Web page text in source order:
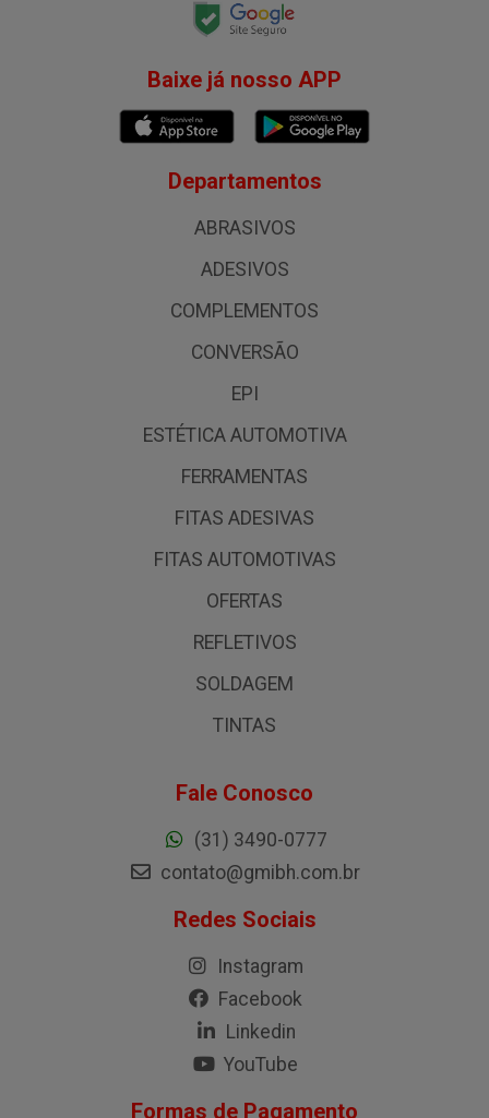
Baixe já nosso APP
Departamentos
ABRASIVOS
ADESIVOS
COMPLEMENTOS
CONVERSÃO
EPI
ESTÉTICA AUTOMOTIVA
FERRAMENTAS
FITAS ADESIVAS
FITAS AUTOMOTIVAS
OFERTAS
REFLETIVOS
SOLDAGEM
TINTAS
Fale Conosco
(31) 3490-0777
contato@gmibh.com.br
Redes Sociais
Instagram
Facebook
Linkedin
YouTube
Formas de Pagamento